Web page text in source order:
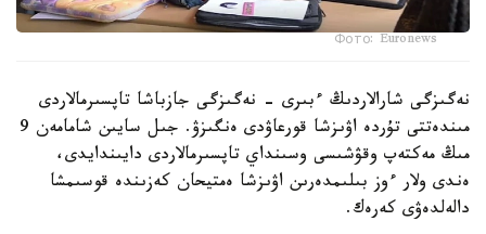
Фото: Euronews
نەگىزگى شارالاردىڭ ءبىرى - نەگىزگى جازباشا تاپسىرمالاردى
مىندەتتى تۇردە اۋىزشا قورعاۋدى ەنگىزۋ. جىل سايىن شامامەن 9
مىڭ مەكتەپ وقۋشىسى وسىنداي تاپسىرمالاردى دايىندايدى،
ەندى ولار ءوز بىلىمدەرىن اۋىزشا ەمتيحان كەزىندە قوسىمشا
دالەلدەۋى كەرەك.